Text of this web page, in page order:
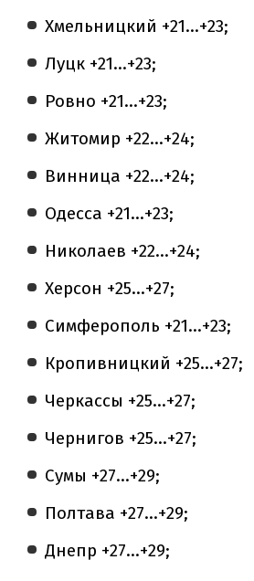
Хмельницкий +21...+23;
Луцк +21...+23;
Ровно +21...+23;
Житомир +22...+24;
Винница +22...+24;
Одесса +21...+23;
Николаев +22...+24;
Херсон +25...+27;
Симферополь +21...+23;
Кропивницкий +25...+27;
Черкассы +25...+27;
Чернигов +25...+27;
Сумы +27...+29;
Полтава +27...+29;
Днепр +27...+29;